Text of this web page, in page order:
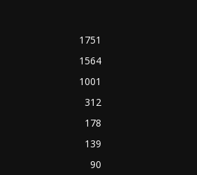
1751
1564
1001
312
178
139
90